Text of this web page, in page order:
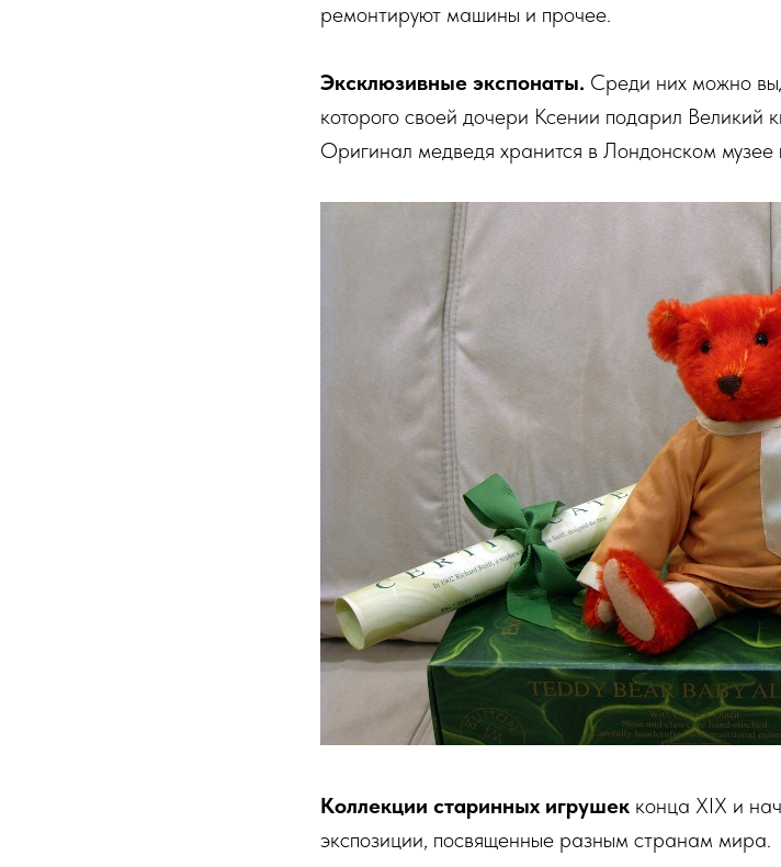
ремонтируют машины и прочее.
Эксклюзивные экспонаты. Среди них можно
которого своей дочери Ксении подарил Великий
Оригинал медведя хранится в Лондонском
Коллекции старинных игрушек конца XIX и
экспозиции, посвященные разным странам мира.